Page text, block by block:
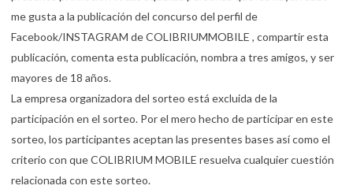
me gusta a la publicación del concurso del perfil de
Facebook/INSTAGRAM de COLIBRIUMMOBILE , compartir esta
publicación, comenta esta publicación, nombra a tres amigos, y ser
mayores de 18 años.
La empresa organizadora del sorteo está excluida de la
participación en el sorteo. Por el mero hecho de participar en este
sorteo, los participantes aceptan las presentes bases así como el
criterio con que COLIBRIUM MOBILE resuelva cualquier cuestión
relacionada con este sorteo.